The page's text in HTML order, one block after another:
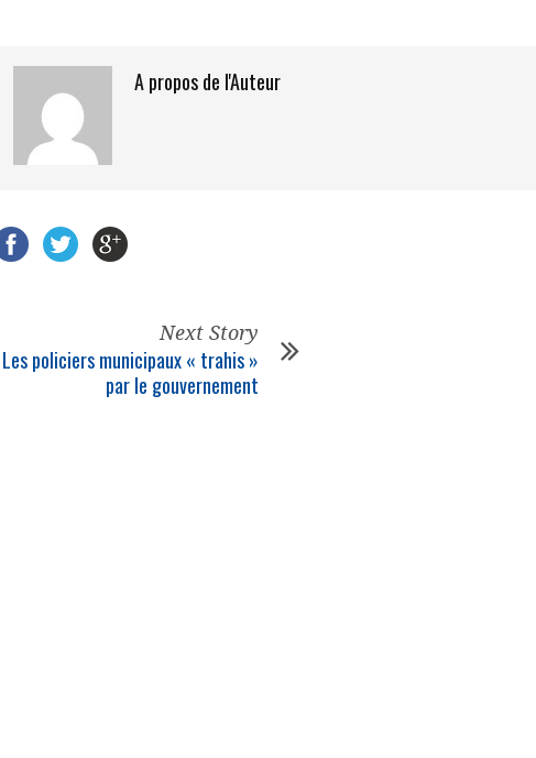
A propos de l'Auteur
Next Story
Les policiers municipaux « trahis »
par le gouvernement